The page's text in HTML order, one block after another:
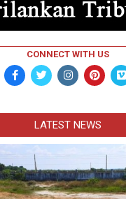
CONNECT WITH US
LATEST NEWS